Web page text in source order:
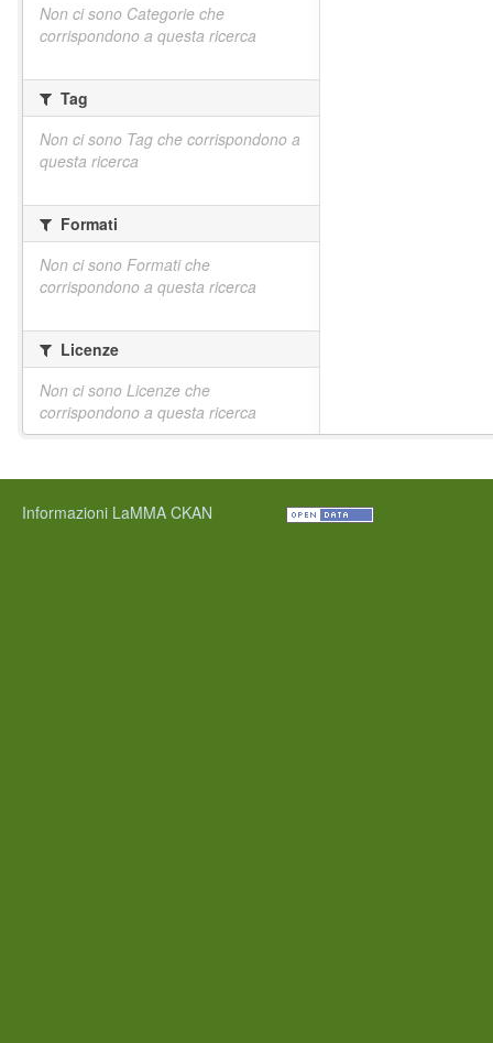
Non ci sono Categorie che
corrispondono a questa ricerca
Tag
Non ci sono Tag che corrispondono a
questa ricerca
Formati
Non ci sono Formati che
corrispondono a questa ricerca
Licenze
Non ci sono Licenze che
corrispondono a questa ricerca
Informazioni LaMMA CKAN